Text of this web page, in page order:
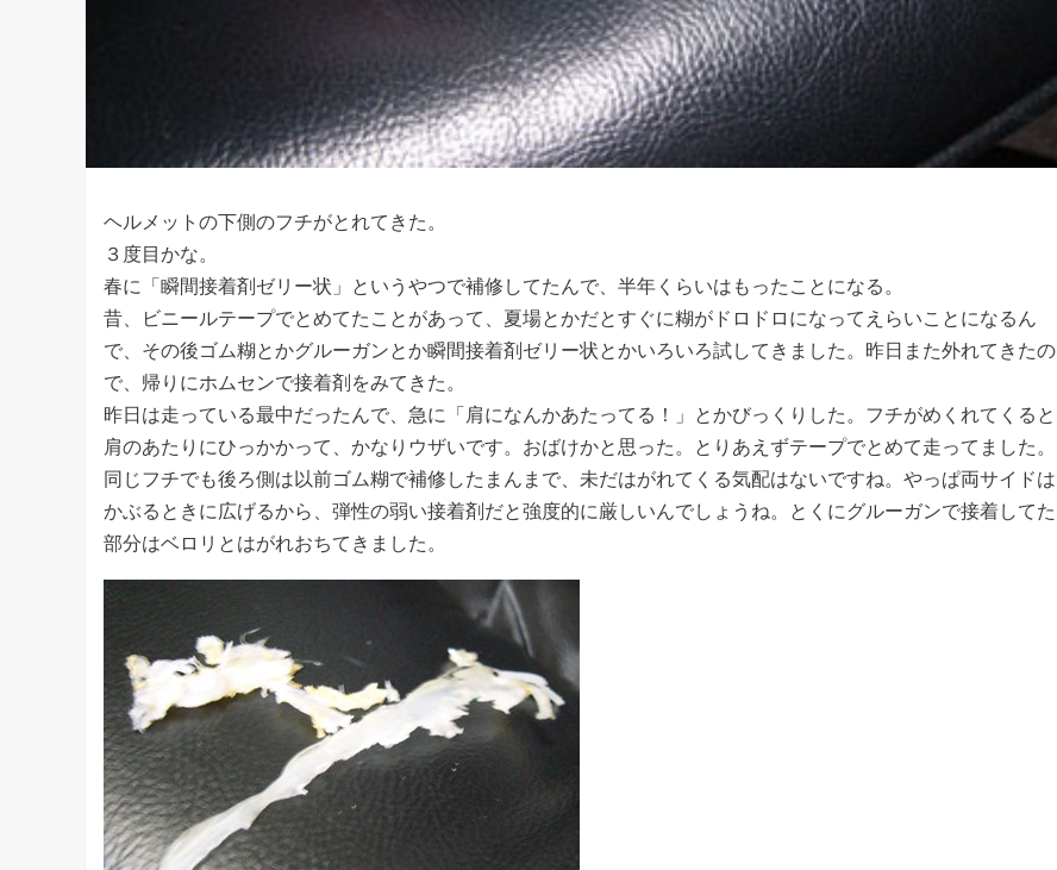
ヘルメットの下側のフチがとれてきた。
３度目かな。
春に「瞬間接着剤ゼリー状」というやつで補修してたんで、半年くらいはもったことになる。
昔、ビニールテープでとめてたことがあって、夏場とかだとすぐに糊がドロドロになってえらいことになるん
で、その後ゴム糊とかグルーガンとか瞬間接着剤ゼリー状とかいろいろ試してきました。昨日また外れてきたの
で、帰りにホムセンで接着剤をみてきた。
昨日は走っている最中だったんで、急に「肩になんかあたってる！」とかびっくりした。フチがめくれてくると
肩のあたりにひっかかって、かなりウザいです。おばけかと思った。とりあえずテープでとめて走ってました。
同じフチでも後ろ側は以前ゴム糊で補修したまんまで、未だはがれてくる気配はないですね。やっぱ両サイドは
かぶるときに広げるから、弾性の弱い接着剤だと強度的に厳しいんでしょうね。とくにグルーガンで接着してた
部分はベロリとはがれおちてきました。